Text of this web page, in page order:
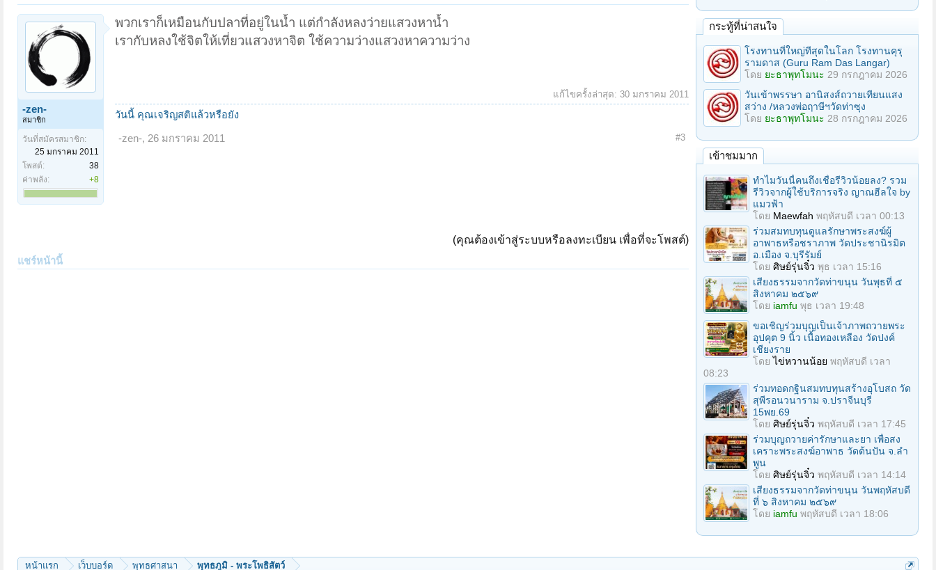
-zen-
สมาชิก
วันที่สมัครสมาชิก:
25 มกราคม 2011
โพสต์:
38
ค่าพลัง:
+8
พวกเราก็เหมือนกับปลาที่อยู่ในน้ำ แต่กำลังหลงว่ายแสวงหาน้ำ
เรากับหลงใช้จิตให้เที่ยวแสวงหาจิต ใช้ความว่างแสวงหาความว่าง
แก้ไขครั้งล่าสุด: 30 มกราคม 2011
วันนี้ คุณเจริญสติแล้วหรือยัง
-zen-, 26 มกราคม 2011 #3
(คุณต้องเข้าสู่ระบบหรือลงทะเบียน เพื่อที่จะโพสต์)
แชร์หน้านี้
กระทู้ที่น่าสนใจ
โรงทานที่ใหญ่ทีสุดในโลก โรงทานคุรุ
รามดาส (Guru Ram Das Langar)
โดย ยะธาพุทโมนะ 29 กรกฎาคม 2026
วันเข้าพรรษา อานิสงส์ถวายเทียนแสง
สว่าง /หลวงพ่อฤาษีฯวัดท่าซุง
โดย ยะธาพุทโมนะ 28 กรกฎาคม 2026
เข้าชมมาก
ทำไมวันนี้คนถึงเชื่อรีวิวน้อยลง? รวม
รีวิวจากผู้ใช้บริการจริง ญาณฮีลใจ by
แมวฟ้า
โดย Maewfah พฤหัสบดี เวลา 00:13
ร่วมสมทบทุนดูแลรักษาพระสงฆ์ผู้
อาพาธหรือชราภาพ วัดประชานิรมิต
อ.เมือง จ.บุรีรัมย์
โดย ศิษย์รุ่นจิ๋ว พุธ เวลา 15:16
เสียงธรรมจากวัดท่าขนุน วันพุธที่ ๕
สิงหาคม ๒๕๖๙
โดย iamfu พุธ เวลา 19:48
ขอเชิญร่วมบุญเป็นเจ้าภาพถวายพระ
อุปคุต 9 นิ้ว เนื้อทองเหลือง วัดปงค์
เชียงราย
โดยไข่หวานน้อย พฤหัสบดี เวลา
08:23
ร่วมทอดกฐินสมทบทุนสร้างอุโบสถ วัด
สุพีรอนวนาราม จ.ปราจีนบุรี
15พย.69
โดย ศิษย์รุ่นจิ๋ว พฤหัสบดี เวลา 17:45
ร่วมบุญถวายค่ารักษาและยา เพื่อสง
เคราะพระสงฆ์อาพาธ วัดต้นปัน จ.ลํา
พูน
โดย ศิษย์รุ่นจิ๋ว พฤหัสบดี เวลา 14:14
เสียงธรรมจากวัดท่าขนุน วันพฤหัสบดี
ที่ ๖ สิงหาคม ๒๕๖๙
โดย iamfu พฤหัสบดี เวลา 18:06
หน้าแรก เว็บบอร์ด พุทธศาสนา พุทธภูมิ - พระโพธิสัตว์